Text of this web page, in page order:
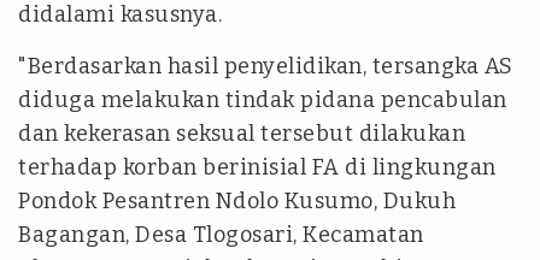
didalami kasusnya.
"Berdasarkan hasil penyelidikan, tersangka AS
diduga melakukan tindak pidana pencabulan
dan kekerasan seksual tersebut dilakukan
terhadap korban berinisial FA di lingkungan
Pondok Pesantren Ndolo Kusumo, Dukuh
Bagangan, Desa Tlogosari, Kecamatan